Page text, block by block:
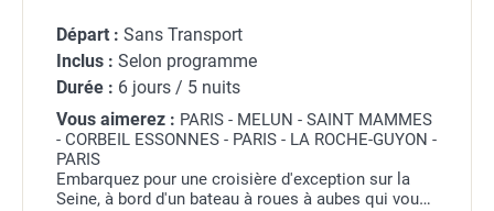
Départ : Sans Transport
Inclus : Selon programme
Durée : 6 jours / 5 nuits
Vous aimerez : PARIS - MELUN - SAINT MAMMES
- CORBEIL ESSONNES - PARIS - LA ROCHE-GUYON -
PARIS
Embarquez pour une croisière d'exception sur la
Seine, à bord d'un bateau à roues à aubes qui vous